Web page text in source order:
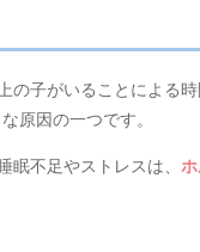
の子がいることによる時
原因の一つです。
眠不足やストレスは、